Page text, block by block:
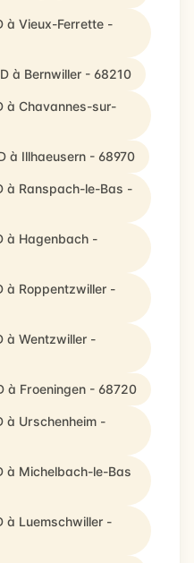
à Vieux-Ferrette -
à Bernwiller - 68210
à Chavannes-sur-
à Illhaeusern - 68970
à Ranspach-le-Bas -
à Hagenbach -
à Roppentzwiller -
à Wentzwiller -
à Froeningen - 68720
à Urschenheim -
à Michelbach-le-Bas
à Luemschwiller -